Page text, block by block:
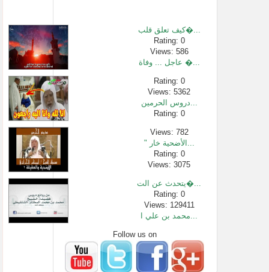
كيف تعلق قلب�...
Rating: 0
Views: 586
عاجل ... وفاة �...
Rating: 0
Views: 5362
دروس الحرمين...
Rating: 0
Views: 782
" الأضحية خار...
Rating: 0
Views: 3075
يتحدث عن الت�...
Rating: 0
Views: 129411
محمد بن علي ا...
Rating: 0
Views: 123236
وقفة مع سورة ...
Rating: 0
Follow us on